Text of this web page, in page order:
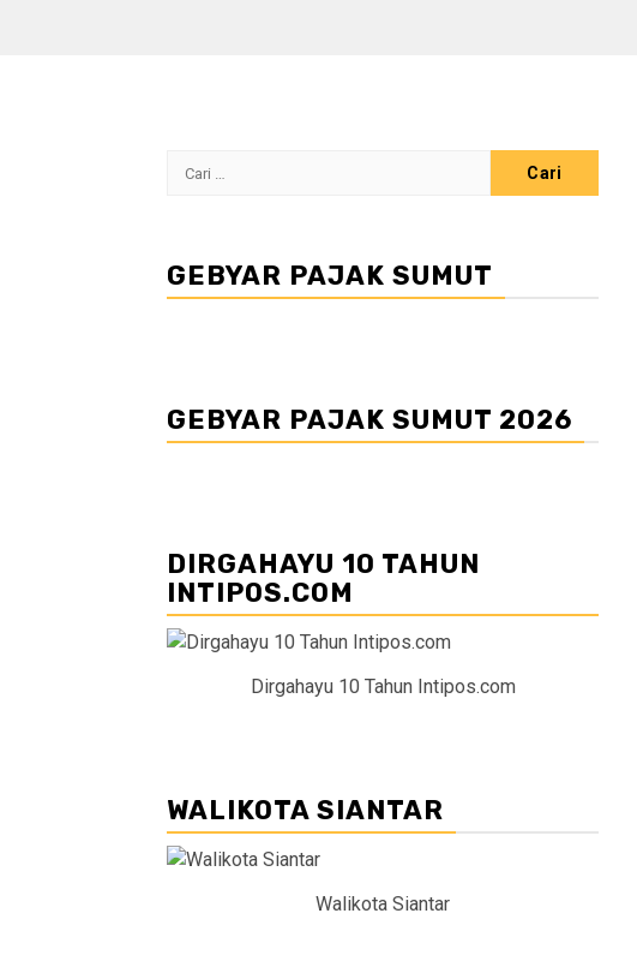
Cari
GEBYAR PAJAK SUMUT
GEBYAR PAJAK SUMUT 2026
DIRGAHAYU 10 TAHUN
INTIPOS.COM
Dirgahayu 10 Tahun Intipos.com
WALIKOTA SIANTAR
Walikota Siantar